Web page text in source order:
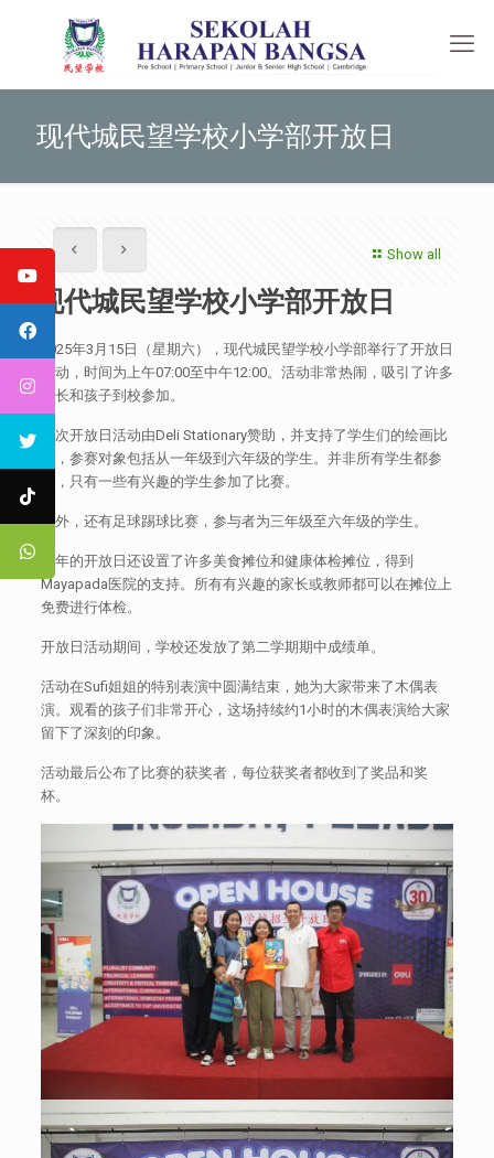
现代城民望学校小学部开放日
Show all
现代城民望学校小学部开放日
2025年3月15日（星期六），现代城民望学校小学部举行了开放日
活动，时间为上午07:00至中午12:00。活动非常热闹，吸引了许多
家长和孩子到校参加。
此次开放日活动由Deli Stationary赞助，并支持了学生们的绘画比
赛，参赛对象包括从一年级到六年级的学生。并非所有学生都参
与，只有一些有兴趣的学生参加了比赛。
此外，还有足球踢球比赛，参与者为三年级至六年级的学生。
今年的开放日还设置了许多美食摊位和健康体检摊位，得到
Mayapada医院的支持。所有有兴趣的家长或教师都可以在摊位上
免费进行体检。
开放日活动期间，学校还发放了第二学期期中成绩单。
活动在Sufi姐姐的特别表演中圆满结束，她为大家带来了木偶表
演。观看的孩子们非常开心，这场持续约1小时的木偶表演给大家
留下了深刻的印象。
活动最后公布了比赛的获奖者，每位获奖者都收到了奖品和奖
杯。